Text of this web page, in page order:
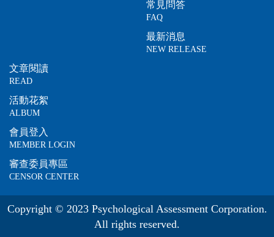
常見問答
FAQ
最新消息
NEW RELEASE
文章閱讀
READ
活動花絮
ALBUM
會員登入
MEMBER LOGIN
審查委員專區
CENSOR CENTER
Copyright © 2023 Psychological Assessment Corporation.
All rights reserved.